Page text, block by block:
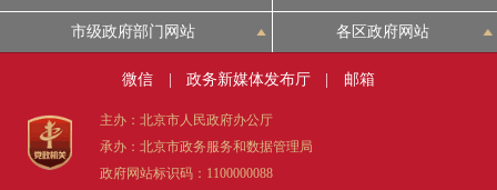
市级政府部门网站 各区政府网站
微信 政务新媒体发布厅 邮箱
主办：北京市人民政府办公厅
承办：北京市政务服务和数据管理局
政府网站标识码：1100000088